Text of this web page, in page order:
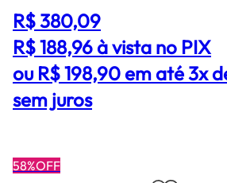
R$ 380,09
R$ 188,96à vista no PIX
ou R$ 198,90 em até 3x
sem juros
58%OFF